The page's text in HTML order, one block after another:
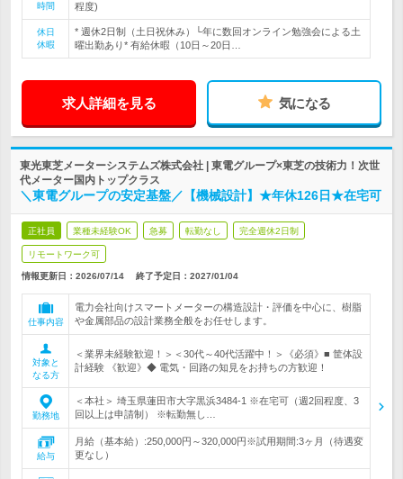
時間
程度)
休日
休暇
* 週休2日制（土日祝休み）└年に数回オンライン勉強会による土
曜出勤あり* 有給休暇（10日～20日…
求人詳細を見る 気になる
東光東芝メーターシステムズ株式会社 | 東電グループ×東芝の技術力！次世
代メーター国内トップクラス
＼東電グループの安定基盤／【機械設計】★年休126日★在宅可
正社員 業種未経験OK 急募 転勤なし 完全週休2日制
リモートワーク可
情報更新日：2026/07/14 終了予定日： 2027/01/04
仕事内容
電力会社向けスマートメーターの構造設計・評価を中心に、樹脂
や金属部品の設計業務全般をお任せします。
対象と
なる方
＜業界未経験歓迎！＞＜30代～40代活躍中！＞《必須》■ 筐体設
計経験 《歓迎》◆ 電気・回路の知見をお持ちの方歓迎！
勤務地
＜本社＞ 埼玉県蓮田市大字黒浜3484-1 ※在宅可（週2回程度、3
回以上は申請制） ※転勤無し…
給与
月給（基本給）:250,000円～320,000円※試用期間:3ヶ月（待遇変
更なし）